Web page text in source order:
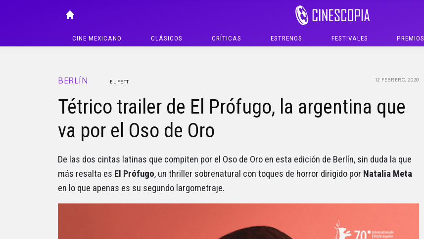
CINE MEXICANO CLÁSICOS CRÍTICAS ESTRENOS FESTIVALES PREMIOS
BERLÍN 12 FEBRERO, 2020
EL FETT
Tétrico trailer de El Prófugo, la argentina que
va por el Oso de Oro
De las dos cintas latinas que compiten por el Oso de Oro en esta edición de Berlín, sin duda la que
más resalta es El Prófugo, un thriller sobrenatural con toques de horror dirigido por Natalia Meta
en lo que apenas es su segundo largometraje.